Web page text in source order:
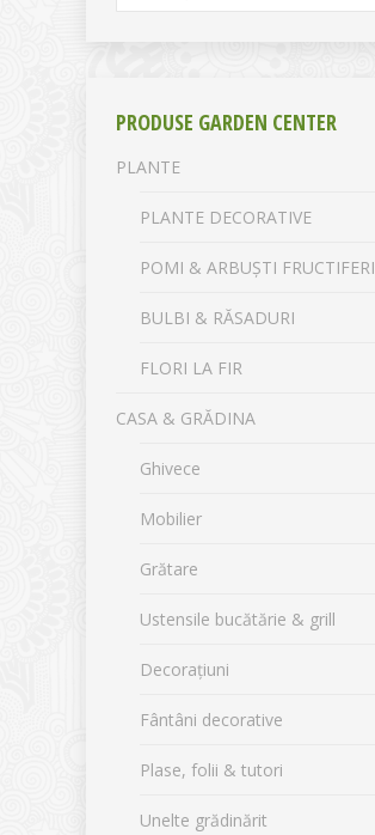
PRODUSE GARDEN CENTER
PLANTE
PLANTE DECORATIVE
POMI & ARBUȘTI FRUCTIFERI
BULBI & RĂSADURI
FLORI LA FIR
CASA & GRĂDINA
Ghivece
Mobilier
Grătare
Ustensile bucătărie & grill
Decorațiuni
Fântâni decorative
Plase, folii & tutori
Unelte grădinărit